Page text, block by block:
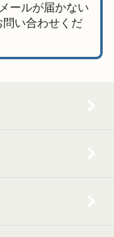
ールが届かない
い合わせくだ